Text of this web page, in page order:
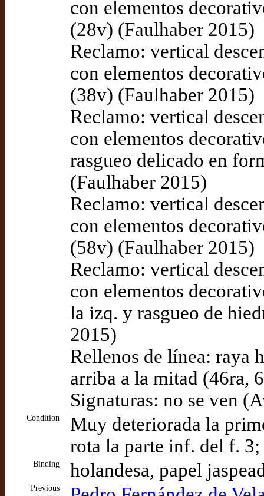
con elementos
(28v) (Faulhaber 2015)
Reclamo: vertical
con elementos
(38v) (Faulhaber 2015)
Reclamo: vertical
con elementos
rasgueo delicado en
(Faulhaber 2015)
Reclamo: vertical
con elementos
(58v) (Faulhaber 2015)
Reclamo: vertical
con elementos
la izq. y rasgueo de
2015)
Rellenos de línea: raya
arriba a la mitad (46ra,
Signaturas: no se ven
Condition
Muy deteriorada la
rota la parte inf. del f.
Binding holandesa, papel
Previous